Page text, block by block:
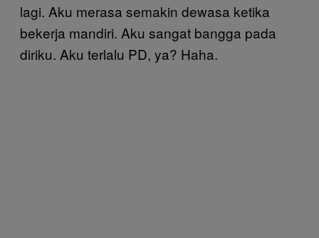
lagi. Aku merasa semakin dewasa ketika
bekerja mandiri. Aku sangat bangga pada
diriku. Aku terlalu PD, ya? Haha.